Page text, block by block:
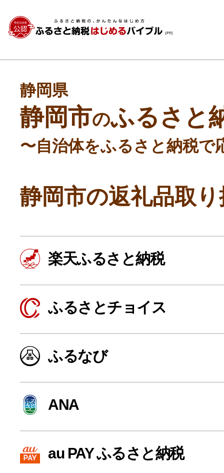
よく見られている返礼品
ふるさと納税徹底比較
寄付上限額シミュレーション
静岡県
静岡市のふるさと
〜自治体をふるさと納税で
静岡市の返礼品取
楽天ふるさと納税
ふるさとチョイス
ふるなび
ANA
au PAY ふるさと納税